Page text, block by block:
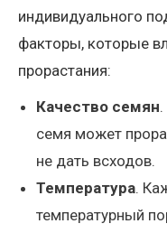
индивидуального
факторы, которые
прорастания:
Качество семян
семя может
не дать всходов.
Температура.
температурный